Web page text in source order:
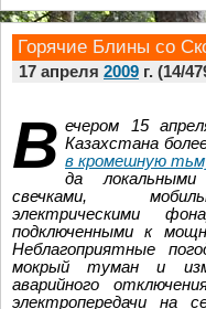
Горячие Блины со
17 апреля 2009 г. (14/
В ечером 15
Казахстана
в кромешную
да
свечками,
электрическими
подключенными к
Неблагоприятные
мокрый туман и
аварийного
электропередачи на